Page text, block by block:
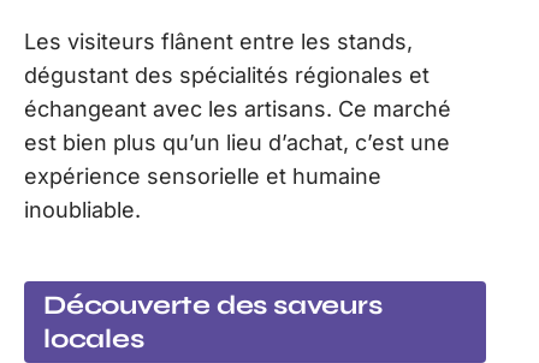
Les visiteurs flânent entre les stands,
dégustant des spécialités régionales et
échangeant avec les artisans. Ce marché
est bien plus qu’un lieu d’achat, c’est une
expérience sensorielle et humaine
inoubliable.
Découverte des saveurs
locales